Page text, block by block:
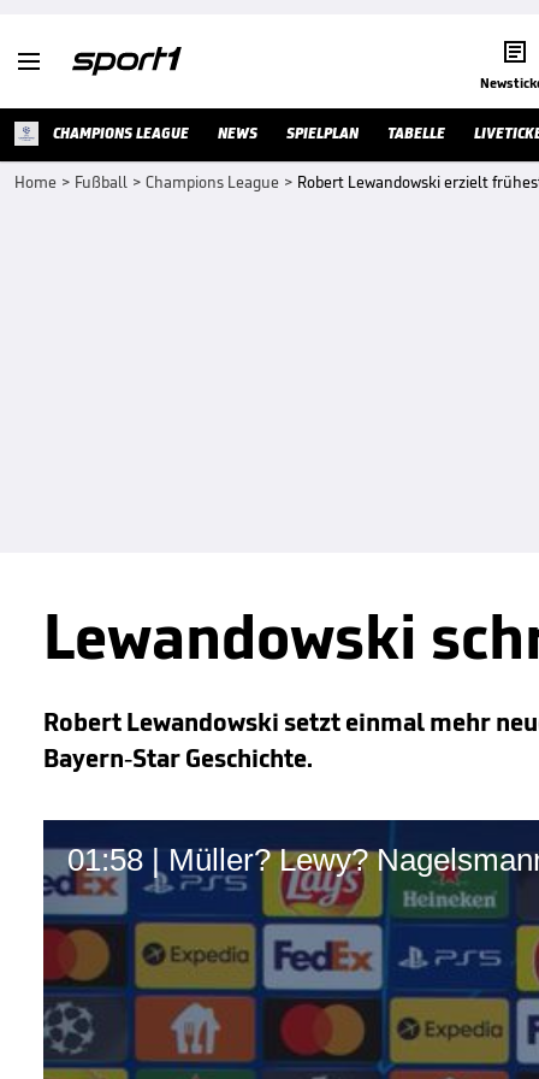
 
CHAMPIONS LEAGUE NEWS SPIELPLAN TABELLE
Home > Fußball > Champions League > Robert Lewandowski erzielt
Lewandowski
Robert Lewandowski setzt einmal mehr
Bayern-Star Geschichte.
01:58 | Müller? Lewy?